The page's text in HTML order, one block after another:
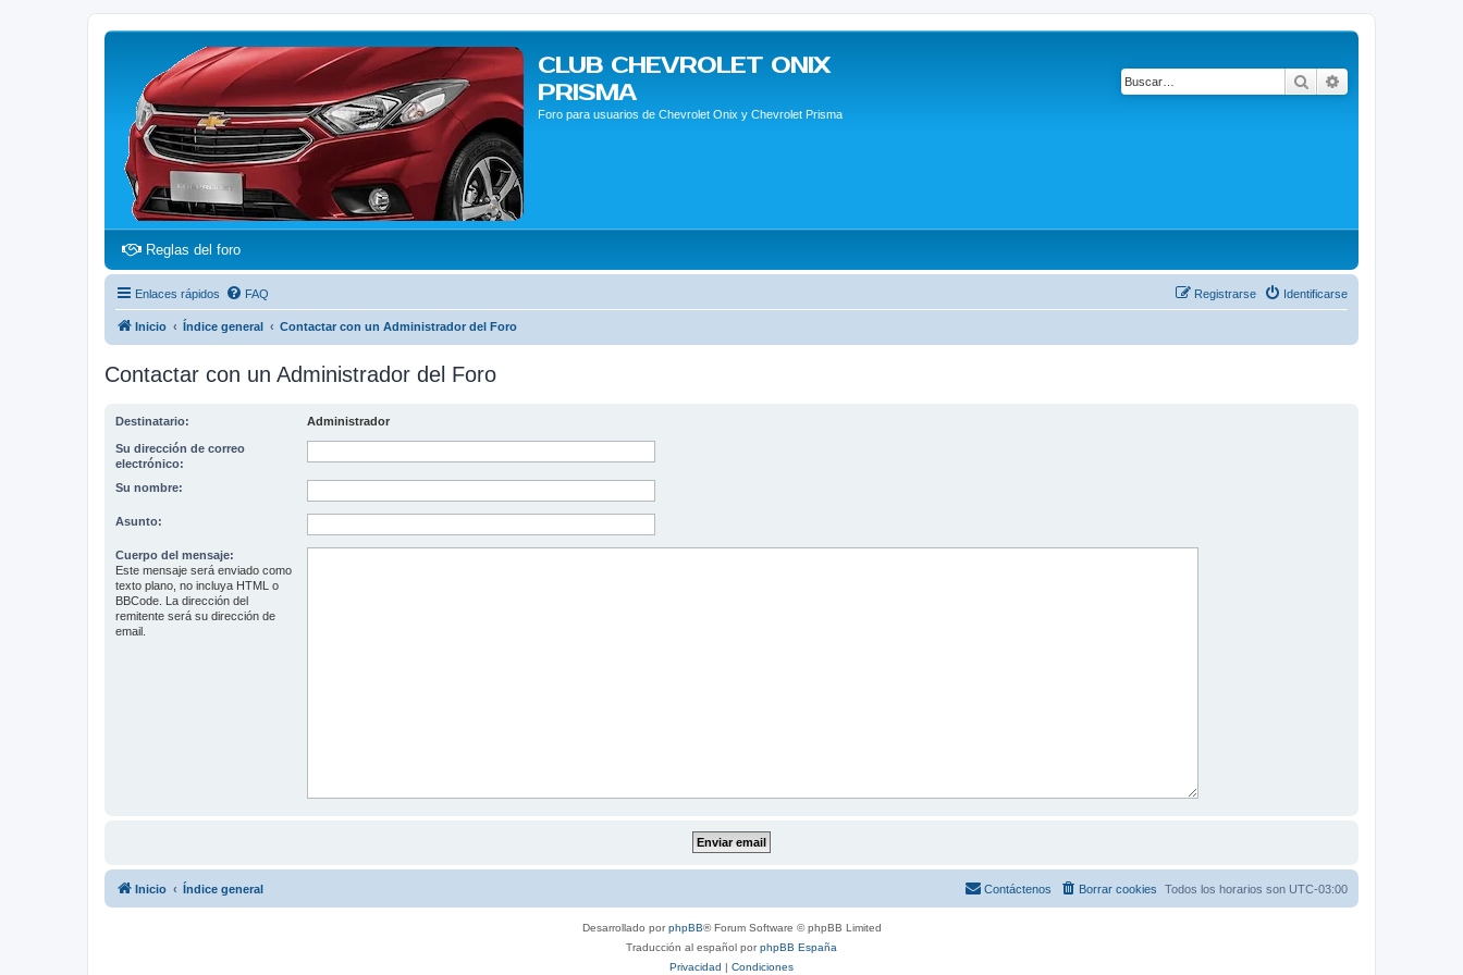
CLUB CHEVROLET ONIX
PRISMA
Foro para usuarios de Chevrolet Onix y Chevrolet Prisma
Buscar
Reglas del foro(Opens a new tab)
Enlaces rápidos FAQ Identificarse
Registrarse
Inicio Índice general Contactar con un Administrador del Foro
Contactar con un Administrador del Foro
Destinatario: Administrador
Su dirección de correo
electrónico:
Su nombre:
Asunto:
Cuerpo del mensaje:
Este mensaje será enviado como
texto plano, no incluya HTML o
BBCode. La dirección del
remitente será su dirección de
email.
Inicio Índice general Todos los horarios son UTC-03:00
Borrar cookies
Contáctenos
Desarrollado porphpBB® Forum Software © phpBB Limited
Traducción al español porphpBB España
Privacidad | Condiciones